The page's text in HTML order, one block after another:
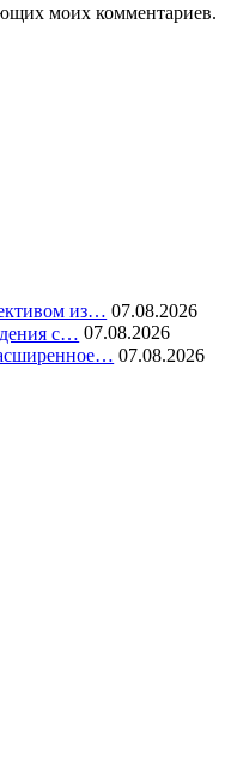
моих комментариев.
из… 07.08.2026
с… 07.08.2026
07.08.2026